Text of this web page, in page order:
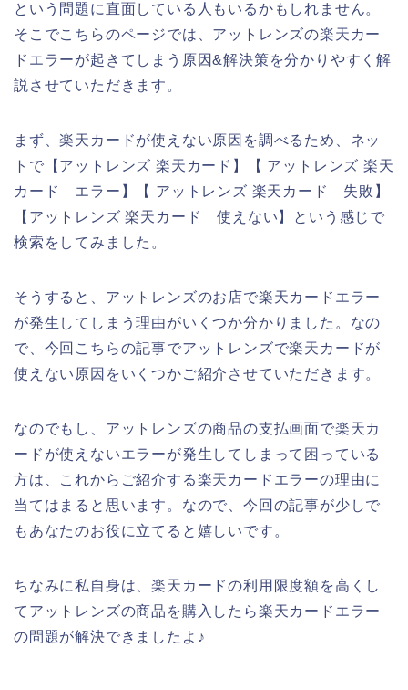
という問題に直面している人もいるかもしれません。
そこでこちらのページでは、アットレンズの楽天カー
ドエラーが起きてしまう原因&解決策を分かりやすく解
説させていただきます。
まず、楽天カードが使えない原因を調べるため、ネッ
トで【アットレンズ 楽天カード】【 アットレンズ 楽天
カード エラー】【 アットレンズ 楽天カード 失敗】
【アットレンズ 楽天カード 使えない】という感じで
検索をしてみました。
そうすると、アットレンズのお店で楽天カードエラー
が発生してしまう理由がいくつか分かりました。なの
で、今回こちらの記事でアットレンズで楽天カードが
使えない原因をいくつかご紹介させていただきます。
なのでもし、アットレンズの商品の支払画面で楽天カ
ードが使えないエラーが発生してしまって困っている
方は、これからご紹介する楽天カードエラーの理由に
当てはまると思います。なので、今回の記事が少しで
もあなたのお役に立てると嬉しいです。
ちなみに私自身は、楽天カードの利用限度額を高くし
てアットレンズの商品を購入したら楽天カードエラー
の問題が解決できましたよ♪